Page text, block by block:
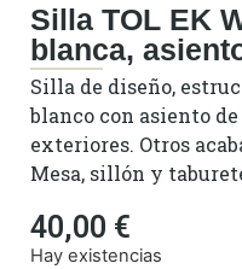
Silla TOL EK
blanca,
Silla de diseño,
blanco con asiento
exteriores. Otros
Mesa, sillón y
40,00 €
Hay existencias